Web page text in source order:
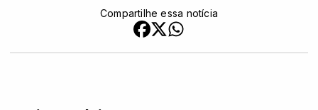
Compartilhe essa notícia